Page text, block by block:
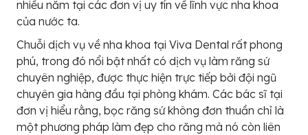
nhiều năm tại các đơn vị uy tín về lĩnh vực nha khoa
của nước ta.
Chuỗi dịch vụ về nha khoa tại Viva Dental rất phong
phú, trong đó nổi bật nhất có dịch vụ làm răng sứ
chuyên nghiệp, được thực hiện trực tiếp bởi đội ngũ
chuyên gia hàng đầu tại phòng khám. Các bác sĩ tại
đơn vị hiểu rằng, bọc răng sứ không đơn thuần chỉ là
một phương pháp làm đẹp cho răng mà nó còn liên